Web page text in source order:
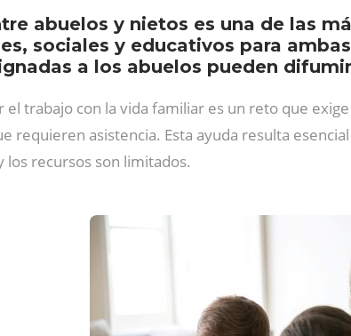
abuelos y nietos es una de las
sociales y educativos para
a los abuelos pueden
el trabajo con la vida familiar es un reto que
requieren asistencia. Esta ayuda resulta
recursos son limitados.